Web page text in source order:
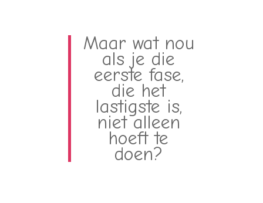
Maar wat nou
als je die
eerste fase,
die het
lastigste is,
niet alleen
hoeft te
doen?